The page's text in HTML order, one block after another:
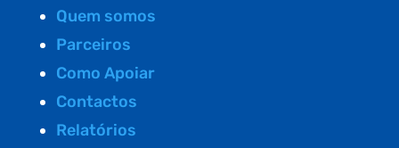
Quem somos
Parceiros
Como Apoiar
Contactos
Relatórios